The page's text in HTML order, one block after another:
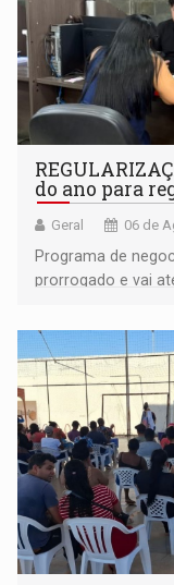
do ano para
Geral 06 de
Programa de
prorrogado e vai